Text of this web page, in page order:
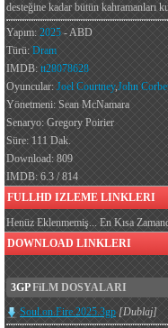
desteğine kadar bütün kahramanları
Yapım: 2025 - ABD
Türü: Dram
IMDB: tt28078628
Oyuncular: Joel Courtney,John
Yönetmeni: Sean McNamara
Senaryo: Gregory Poirier
Süre: 111 Dak.
Download: 809
IMDB: 6.3 / 814
FULLHD IZLEME LINKLERI
Henüz Eklenmemiş... En Kısa
DOWNLOAD LINKLERI
3GPFiLM DOSYALARI
Soul.on.Fire.2025.3gp [Dublaj]